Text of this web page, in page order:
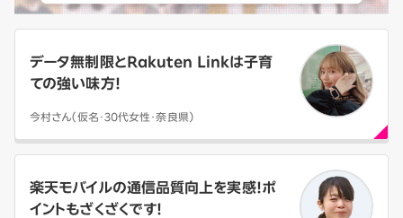
データ無制限とRakuten Linkは子育
ての強い味方！
今村さん（仮名・30代女性・奈良県）
楽天モバイルの通信品質向上を実感！ポ
イントもざくざくです！